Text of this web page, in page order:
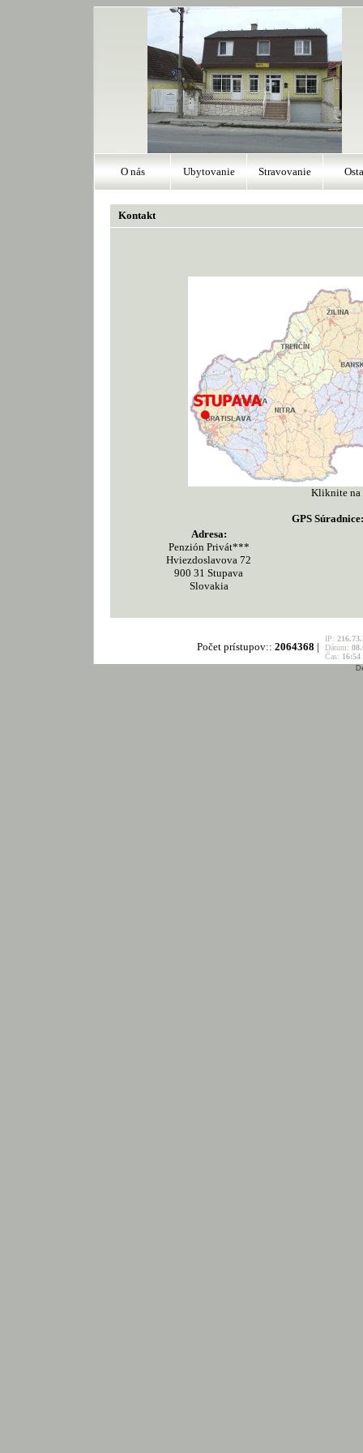
O nás Ubytovanie Stravovanie
Kontakt
Kliknite na
GPS
Adresa:
Penzión Privát***
Hviezdoslavova 72
900 31 Stupava
Slovakia
Počet prístupov:: 2064368 |
IP:
Dátum:
Čas: 16:54